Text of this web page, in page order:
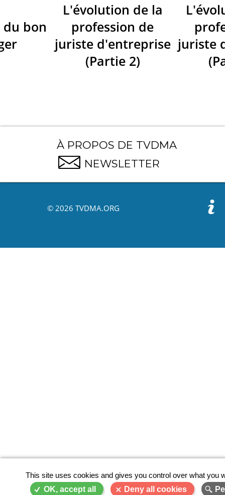
du bon
L'évolution de la
profession de
juriste d'entreprise
(Partie 2)
juriste
À PROPOS DE TVDMA
NEWSLETTER
© 2026 TVDMA.ORG
This site uses cookies and gives you control over what you
OK, accept all
Deny all cookies